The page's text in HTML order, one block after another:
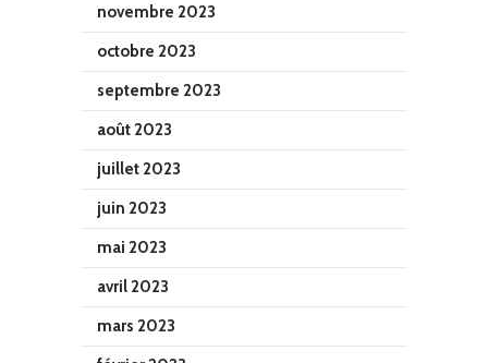
novembre 2023
octobre 2023
septembre 2023
août 2023
juillet 2023
juin 2023
mai 2023
avril 2023
mars 2023